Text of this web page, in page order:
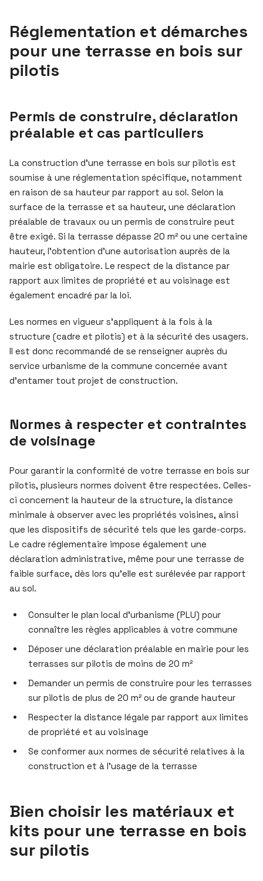
Réglementation et démarches
pour une terrasse en bois sur
pilotis
Permis de construire, déclaration
préalable et cas particuliers
La construction d’une terrasse en bois sur pilotis est
soumise à une réglementation spécifique, notamment
en raison de sa hauteur par rapport au sol. Selon la
surface de la terrasse et sa hauteur, une déclaration
préalable de travaux ou un permis de construire peut
être exigé. Si la terrasse dépasse 20 m² ou une certaine
hauteur, l’obtention d’une autorisation auprès de la
mairie est obligatoire. Le respect de la distance par
rapport aux limites de propriété et au voisinage est
également encadré par la loi.
Les normes en vigueur s’appliquent à la fois à la
structure (cadre et pilotis) et à la sécurité des usagers.
Il est donc recommandé de se renseigner auprès du
service urbanisme de la commune concernée avant
d’entamer tout projet de construction.
Normes à respecter et contraintes
de voisinage
Pour garantir la conformité de votre terrasse en bois sur
pilotis, plusieurs normes doivent être respectées. Celles-
ci concernent la hauteur de la structure, la distance
minimale à observer avec les propriétés voisines, ainsi
que les dispositifs de sécurité tels que les garde-corps.
Le cadre réglementaire impose également une
déclaration administrative, même pour une terrasse de
faible surface, dès lors qu’elle est surélevée par rapport
au sol.
Consulter le plan local d’urbanisme (PLU) pour
connaître les règles applicables à votre commune
Déposer une déclaration préalable en mairie pour les
terrasses sur pilotis de moins de 20 m²
Demander un permis de construire pour les terrasses
sur pilotis de plus de 20 m² ou de grande hauteur
Respecter la distance légale par rapport aux limites
de propriété et au voisinage
Se conformer aux normes de sécurité relatives à la
construction et à l’usage de la terrasse
Bien choisir les matériaux et
kits pour une terrasse en bois
sur pilotis